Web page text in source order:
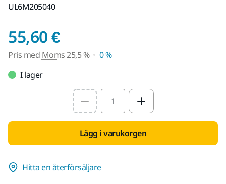
UL6M205040
55,60 €Pris med Moms 25,5
Pris med Moms25,5 %
0 %
I lager
Select quantity value
Lägg i varukorgen
Hitta en återförsäljare